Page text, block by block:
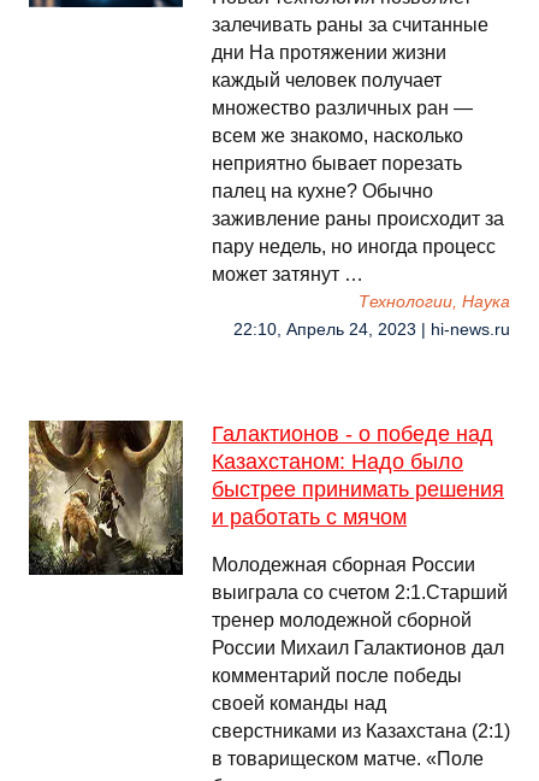
залечивать раны за считанные
дни На протяжении жизни
каждый человек получает
множество различных ран —
всем же знакомо, насколько
неприятно бывает порезать
палец на кухне? Обычно
заживление раны происходит за
пару недель, но иногда процесс
может затянут …
Технологии, Наука
22:10, Апрель 24, 2023 | hi-news.ru
Галактионов - о победе над
Казахстаном: Надо было
быстрее принимать решения
и работать с мячом
Молодежная сборная России
выиграла со счетом 2:1.Старший
тренер молодежной сборной
России Михаил Галактионов дал
комментарий после победы
своей команды над
сверстниками из Казахстана (2:1)
в товарищеском матче. «Поле